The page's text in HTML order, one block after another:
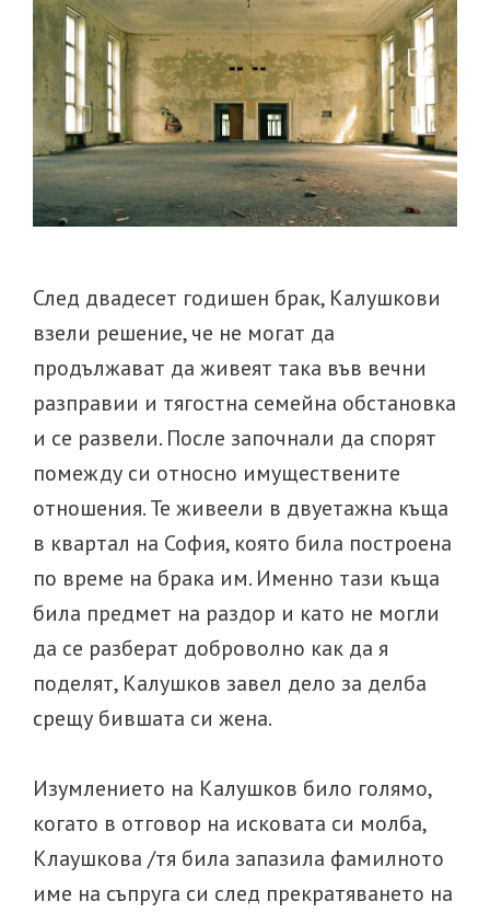
е
на
длъжника?
След двадесет годишен брак, Калушкови
взели решение, че не могат да
продължават да живеят така във вечни
разправии и тягостна семейна обстановка
и се развели. После започнали да спорят
помежду си относно имуществените
отношения. Те живеели в двуетажна къща
в квартал на София, която била построена
по време на брака им. Именно тази къща
била предмет на раздор и като не могли
да се разберат доброволно как да я
поделят, Калушков завел дело за делба
срещу бившата си жена.
Изумлението на Калушков било голямо,
когато в отговор на исковата си молба,
Клаушкова /тя била запазила фамилното
име на съпруга си след прекратяването на